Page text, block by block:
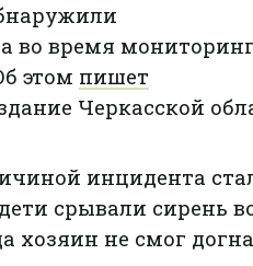
во время
этом пишет
Черкасской
инцидента
срывали сирень
хозяин не смог